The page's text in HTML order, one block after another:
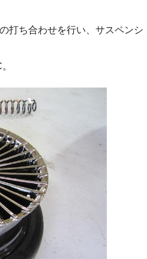
打ち合わせを行い、サスペンシ